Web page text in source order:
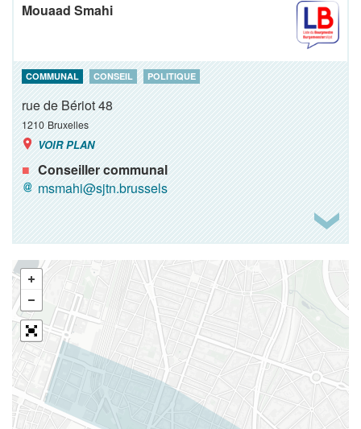
Mouaad Smahi
COMMUNAL CONSEIL POLITIQUE
rue de Bériot 48
1210 Bruxelles
VOIR PLAN
Conseiller communal
msmahi@sjtn.brussels